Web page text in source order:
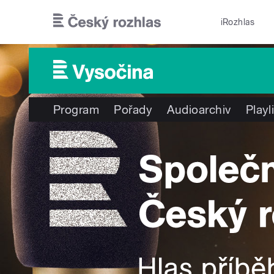
iRozhlas
Program Pořady Audioarchiv